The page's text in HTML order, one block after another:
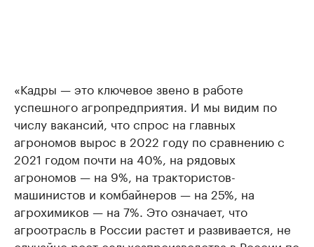
«Кадры — это ключевое звено в работе
успешного агропредприятия. И мы видим по
числу вакансий, что спрос на главных
агрономов вырос в 2022 году по сравнению с
2021 годом почти на 40%, на рядовых
агрономов — на 9%, на трактористов-
машинистов и комбайнеров — на 25%, на
агрохимиков — на 7%. Это означает, что
агроотрасль в России растет и развивается, не